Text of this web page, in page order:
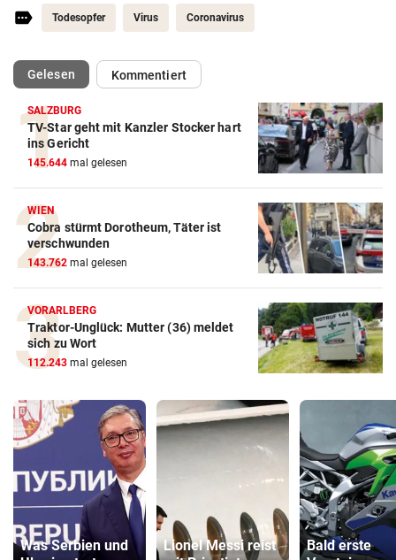
Todesopfer Virus Coronavirus
Gelesen(ausgewählt)Kommentiert
SALZBURG
TV-Star geht mit Kanzler Stocker hart
ins Gericht
145.644 mal gelesen
WIEN
Cobra stürmt Dorotheum, Täter ist
verschwunden
143.762 mal gelesen
VORARLBERG
Traktor-Unglück: Mutter (36) meldet
sich zu Wort
112.243 mal gelesen
Was Serbien und
Lionel Messi reist
Bald erste